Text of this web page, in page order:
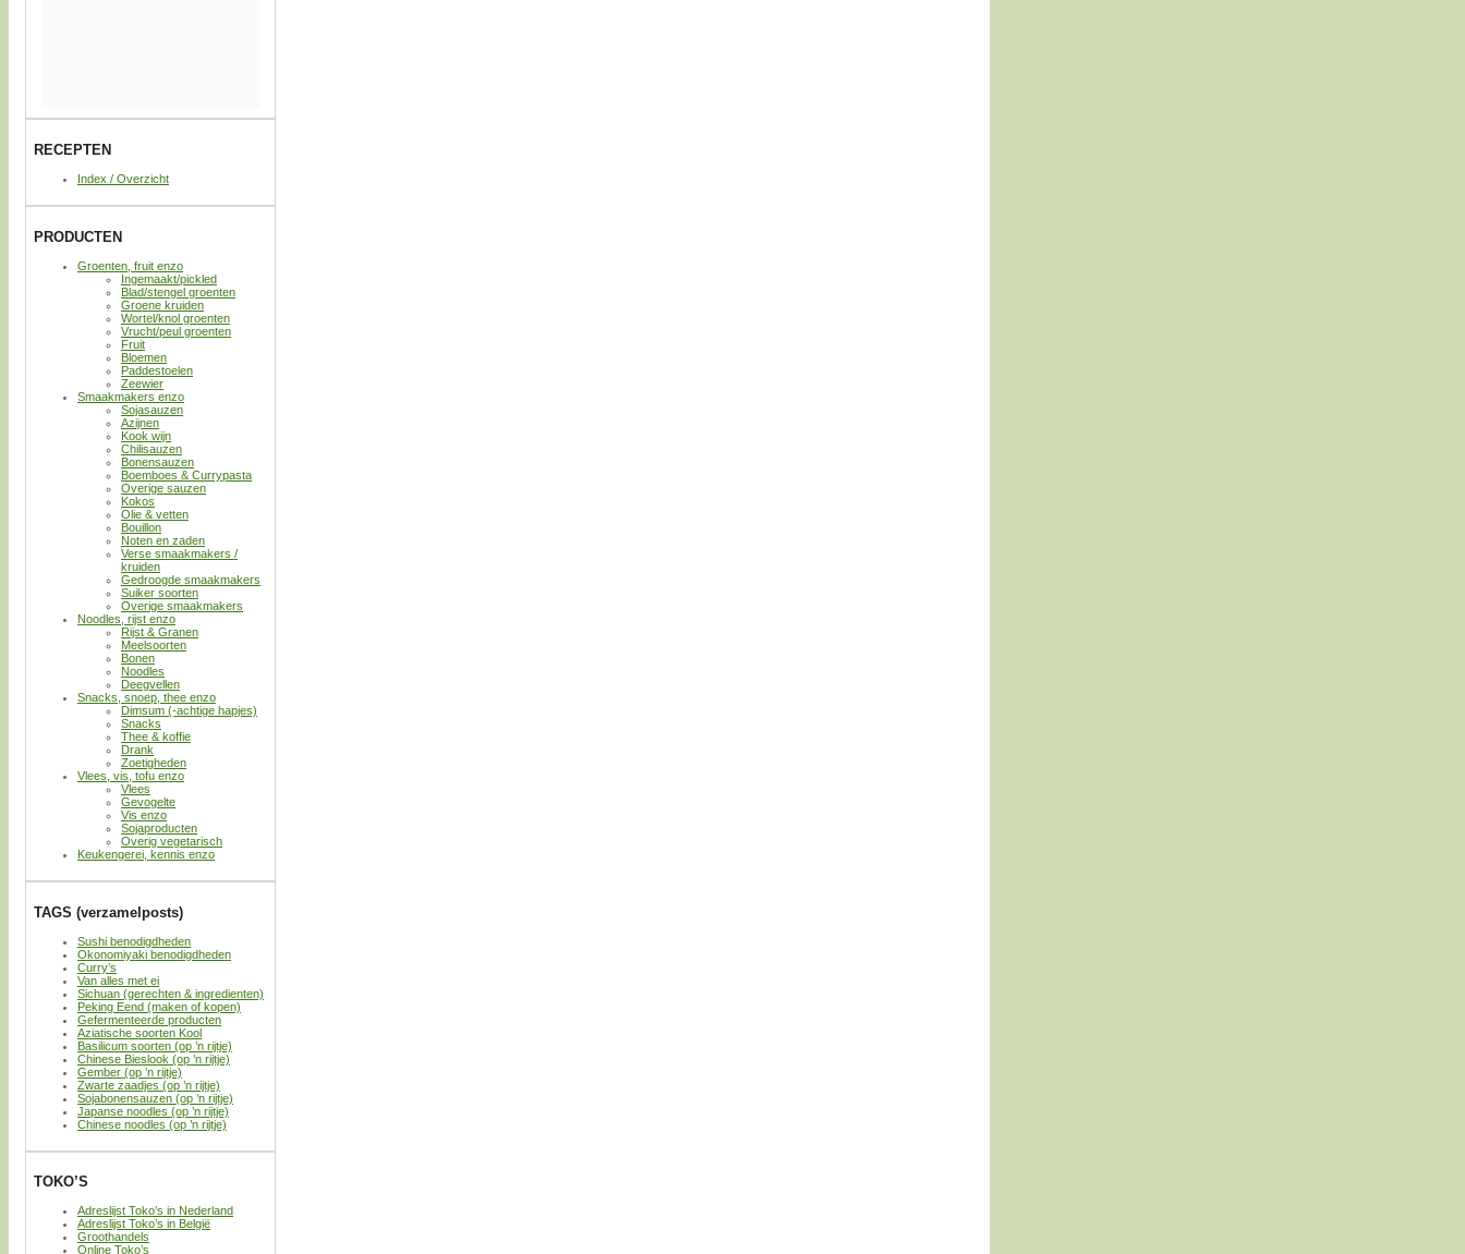
RECEPTEN
Index / Overzicht
PRODUCTEN
Groenten, fruit enzo
Ingemaakt/pickled
Blad/stengel groenten
Groene kruiden
Wortel/knol groenten
Vrucht/peul groenten
Fruit
Bloemen
Paddestoelen
Zeewier
Smaakmakers enzo
Sojasauzen
Azijnen
Kook wijn
Chilisauzen
Bonensauzen
Boemboes & Currypasta
Overige sauzen
Kokos
Olie & vetten
Bouillon
Noten en zaden
Verse smaakmakers /
kruiden
Gedroogde smaakmakers
Suiker soorten
Overige smaakmakers
Noodles, rijst enzo
Rijst & Granen
Meelsoorten
Bonen
Noodles
Deegvellen
Snacks, snoep, thee enzo
Dimsum (-achtige hapjes)
Snacks
Thee & koffie
Drank
Zoetigheden
Vlees, vis, tofu enzo
Vlees
Gevogelte
Vis enzo
Sojaproducten
Overig vegetarisch
Keukengerei, kennis enzo
TAGS (verzamelposts)
Sushi benodigdheden
Okonomiyaki benodigdheden
Curry’s
Van alles met ei
Sichuan (gerechten & ingredienten)
Peking Eend (maken of kopen)
Gefermenteerde producten
Aziatische soorten Kool
Basilicum soorten (op ’n rijtje)
Chinese Bieslook (op ’n rijtje)
Gember (op ’n rijtje)
Zwarte zaadjes (op ’n rijtje)
Sojabonensauzen (op ’n rijtje)
Japanse noodles (op ’n rijtje)
Chinese noodles (op ’n rijtje)
TOKO’S
Adreslijst Toko’s in Nederland
Adreslijst Toko’s in België
Groothandels
Online Toko’s